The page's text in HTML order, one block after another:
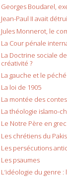
Georges Boudarel,
Jean-Paul II avait
Jules Monnerot, le
La Cour pénale
La Doctrine sociale
créativité ?
La gauche et le
La loi de 1905
La montée des
La théologie islamo-
Le Notre Père en grec
Les chrétiens du
Les persécutions
Les psaumes
L’idéologie du genre :